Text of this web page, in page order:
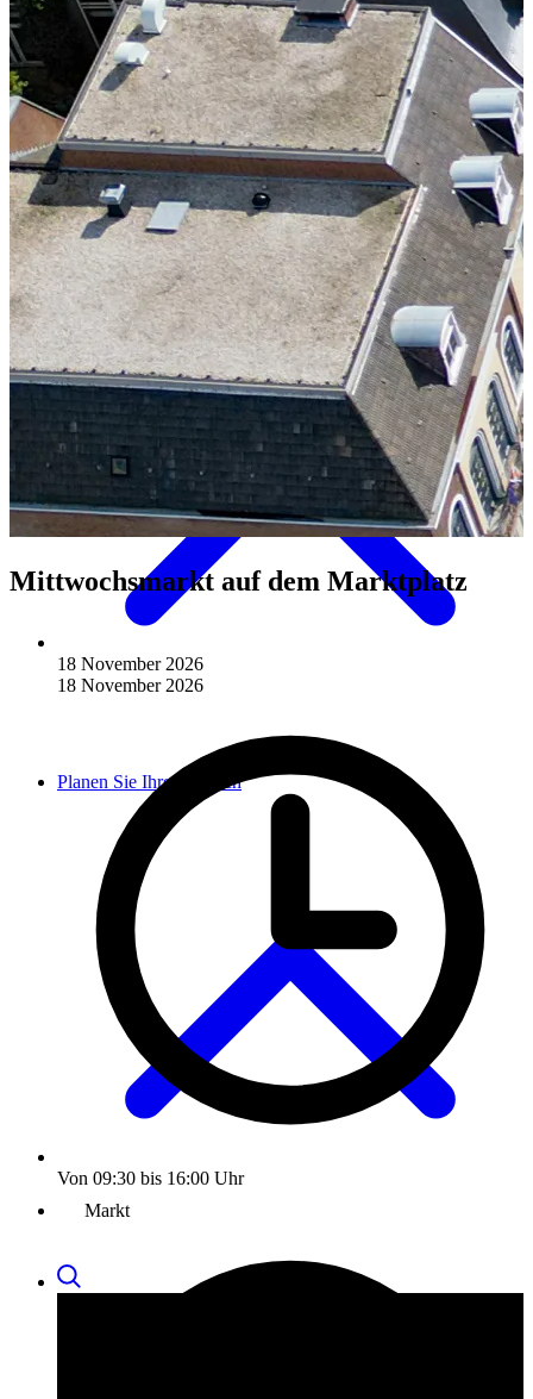
Aktivitäten & Kultur
Planen Sie Ihren Besuch
Mittwochsmarkt auf dem Marktplatz
18 November 2026
18 November 2026
Von 09:30 bis 16:00 Uhr
Markt